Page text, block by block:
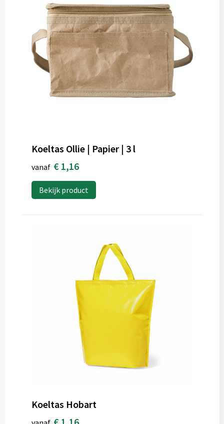
Koeltas Ollie | Papier | 3 l
vanaf € 1,16
Bekijk product
Koeltas Hobart